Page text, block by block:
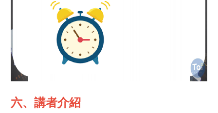
六、講者介紹